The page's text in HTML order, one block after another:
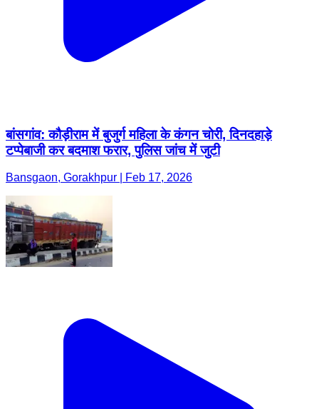
बांसगांव: कौड़ीराम में बुजुर्ग महिला के कंगन चोरी, दिनदहाड़े
टप्पेबाजी कर बदमाश फरार, पुलिस जांच में जुटी
Bansgaon, Gorakhpur | Feb 17, 2026